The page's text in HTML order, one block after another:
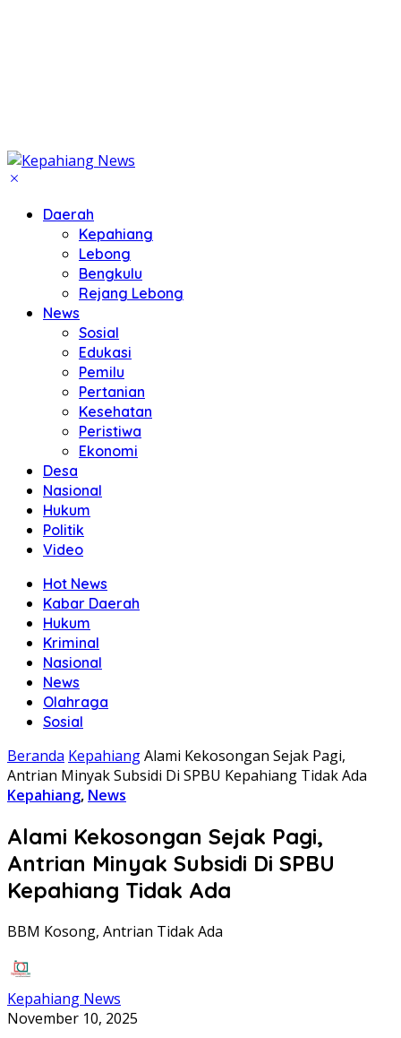
Daerah
Kepahiang
Lebong
Bengkulu
Rejang Lebong
News
Sosial
Edukasi
Pemilu
Pertanian
Kesehatan
Peristiwa
Ekonomi
Desa
Nasional
Hukum
Politik
Video
Hot News
Kabar Daerah
Hukum
Kriminal
Nasional
News
Olahraga
Sosial
Beranda KepahiangAlami Kekosongan Sejak Pagi,
Antrian Minyak Subsidi Di SPBU Kepahiang Tidak Ada
Kepahiang, News
Alami Kekosongan Sejak Pagi,
Antrian Minyak Subsidi Di SPBU
Kepahiang Tidak Ada
BBM Kosong, Antrian Tidak Ada
Kepahiang News
November 10, 2025